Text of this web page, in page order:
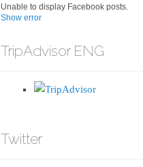
Unable to display Facebook posts.
Show error
TripAdvisor ENG
Twitter